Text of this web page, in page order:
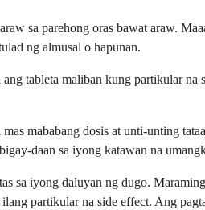
sa parehong oras bawat araw.
ng almusal o hapunan.
tableta maliban kung partikular
mababang dosis at unti-unting
daan sa iyong katawan na
sa iyong daluyan ng dugo.
partikular na side effect. Ang